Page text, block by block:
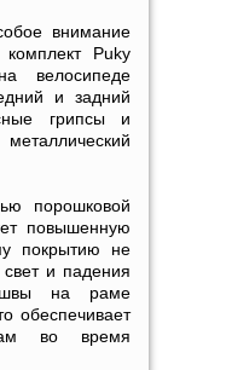
внимание
Puky
велосипеде
и задний
грипсы и
порошковой
повышенную
покрытию не
и падения
швы на раме
обеспечивает
во время